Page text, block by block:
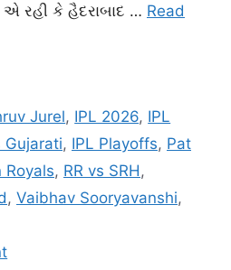
રહી કે હૈદરાબાદ … Read
Jurel, IPL 2026, IPL
Gujarati, IPL Playoffs, Pat
Royals, RR vs SRH ,
, Vaibhav Sooryavanshi,